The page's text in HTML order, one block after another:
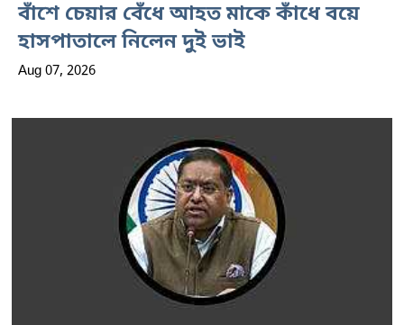
বাঁশে চেয়ার বেঁধে আহত মাকে কাঁধে বয়ে
হাসপাতালে নিলেন দুই ভাই
Aug 07, 2026